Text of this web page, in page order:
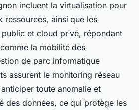
incluent la virtualisation pour
ressources, ainsi que les
et cloud privé, répondant
la mobilité des
de parc informatique
assurent le monitoring réseau
toute anomalie et
des données, ce qui protège les